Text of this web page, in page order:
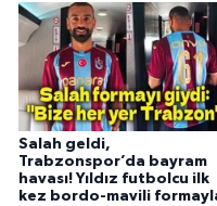
Salah geldi,
Trabzonspor’da bayram
havası! Yıldız futbolcu ilk
kez bordo-mavili